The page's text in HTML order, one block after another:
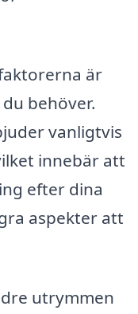
är
behöver.
vanligtvis
innebär att
efter dina
aspekter att
utrymmen